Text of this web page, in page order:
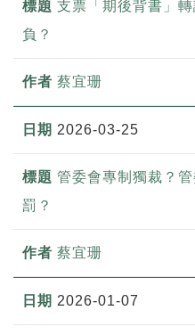
支票「期後背書」
負？
蔡宜珊
2026-03-25
管委會專制獨裁？
罰？
蔡宜珊
2026-01-07